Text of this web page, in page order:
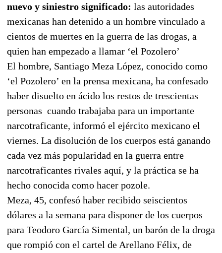
nuevo y siniestro significado: las autoridades
mexicanas han detenido a un hombre vinculado a
cientos de muertes en la guerra de las drogas, a
quien han empezado a llamar ‘el Pozolero’
El hombre, Santiago Meza López, conocido como
‘el Pozolero’ en la prensa mexicana, ha confesado
haber disuelto en ácido los restos de trescientas
personas cuando trabajaba para un importante
narcotraficante, informó el ejército mexicano el
viernes. La disolución de los cuerpos está ganando
cada vez más popularidad en la guerra entre
narcotraficantes rivales aquí, y la práctica se ha
hecho conocida como hacer pozole.
Meza, 45, confesó haber recibido seiscientos
dólares a la semana para disponer de los cuerpos
para Teodoro García Simental, un barón de la droga
que rompió con el cartel de Arellano Félix, de